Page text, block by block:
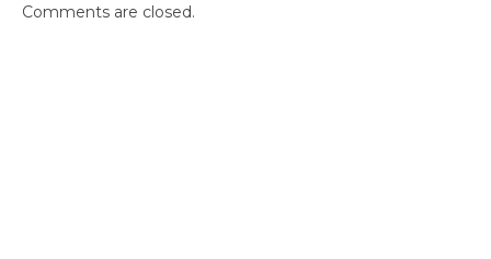
Comments are closed.